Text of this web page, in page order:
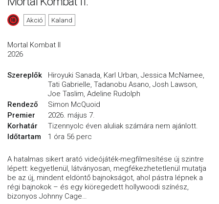
Akció Kaland
Mortal Kombat II
2026
Szereplők
Hiroyuki Sanada, Karl Urban, Jessica McNamee,
Tati Gabrielle, Tadanobu Asano, Josh Lawson,
Joe Taslim, Adeline Rudolph
Rendező
Simon McQuoid
Premier
2026. május 7.
Korhatár
Tizennyolc éven aluliak számára nem ajánlott.
Időtartam
1 óra 56 perc
A hatalmas sikert arató videójáték-megfilmesítése új szintre
lépett: kegyetlenül, látványosan, megfékezhetetlenül mutatja
be az új, mindent eldöntő bajnokságot, ahol pástra lépnek a
régi bajnokok – és egy kiöregedett hollywoodi színész,
bizonyos Johnny Cage…